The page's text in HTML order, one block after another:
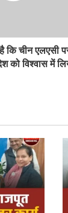
चीन एलएसी
को विश्वास में